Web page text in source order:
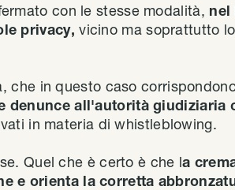
con le stesse modalità, nel
privacy, vicino ma soprattutto
che in questo caso
denunce all'autorità giudiziaria
in materia di whistleblowing.
Quel che è certo è che la
e orienta la corretta